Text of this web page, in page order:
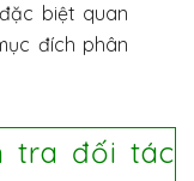
biệt quan
đích phân
tra đối tác